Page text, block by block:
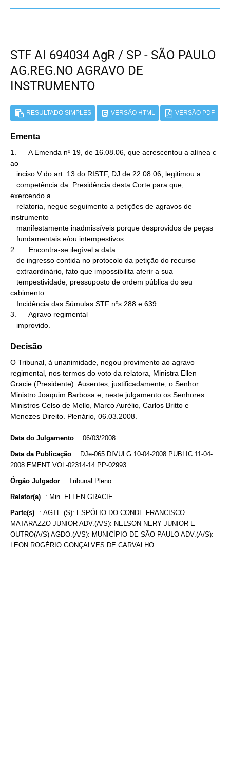
STF AI 694034 AgR / SP - SÃO PAULO
AG.REG.NO AGRAVO DE
INSTRUMENTO
RESULTADO SIMPLES VERSÃO HTML VERSÃO PDF
Ementa
1.      A Emenda nº 19, de 16.08.06, que acrescentou a alínea c
ao
exercendo a
instrumento
2.      Encontra-se ilegível a data
cabimento.
3.      Agravo regimental
   improvido.
Decisão
O Tribunal, à unanimidade, negou provimento ao agravo
regimental, nos termos do voto da relatora, Ministra Ellen
Gracie (Presidente). Ausentes, justificadamente, o Senhor
Ministro Joaquim Barbosa e, neste julgamento os Senhores
Ministros Celso de Mello, Marco Aurélio, Carlos Britto e
Menezes Direito. Plenário, 06.03.2008.
Data do Julgamento : 06/03/2008
Data da Publicação : DJe-065 DIVULG 10-04-2008 PUBLIC 11-04-
2008 EMENT VOL-02314-14 PP-02993
Órgão Julgador : Tribunal Pleno
Relator(a) : Min. ELLEN GRACIE
Parte(s) : AGTE.(S): ESPÓLIO DO CONDE FRANCISCO
MATARAZZO JUNIOR ADV.(A/S): NELSON NERY JUNIOR E
OUTRO(A/S) AGDO.(A/S): MUNICÍPIO DE SÃO PAULO ADV.(A/S):
LEON ROGÉRIO GONÇALVES DE CARVALHO